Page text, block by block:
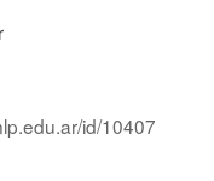
id/10407